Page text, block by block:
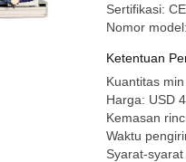
Sertifikasi:
Nomor
Ketentuan
Kuantitas
Harga: USD
Kemasan
Waktu
Syarat-